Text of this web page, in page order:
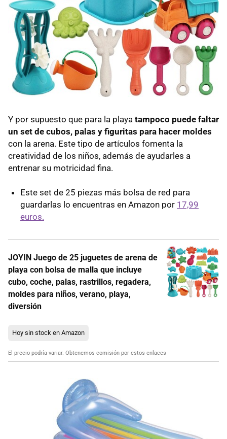
Y por supuesto que para la playa tampoco puede faltar
un set de cubos, palas y figuritas para hacer moldes
con la arena. Este tipo de artículos fomenta la
creatividad de los niños, además de ayudarles a
entrenar su motricidad fina.
Este set de 25 piezas más bolsa de red para
guardarlas lo encuentras en Amazon por 17,99
euros.
JOYIN Juego de 25 juguetes de arena de
playa con bolsa de malla que incluye
cubo, coche, palas, rastrillos, regadera,
moldes para niños, verano, playa,
diversión
Hoy sin stock en Amazon
El precio podría variar. Obtenemos comisión por estos enlaces